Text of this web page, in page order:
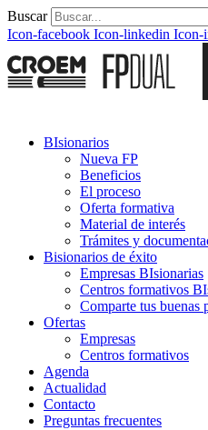
Buscar
Icon-facebook Icon-linkedin Icon-
BIsionarios
Nueva FP
Beneficios
El proceso
Oferta formativa
Material de interés
Trámites y
Bisionarios de éxito
Empresas BIsionarias
Centros formativos
Comparte tus buenas
Ofertas
Empresas
Centros formativos
Agenda
Actualidad
Contacto
Preguntas frecuentes